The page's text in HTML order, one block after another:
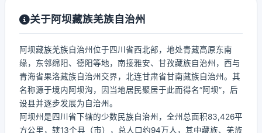
关于阿坝藏族羌族自治州
阿坝藏族羌族自治州位于四川省西北部，地处青藏高原东南
缘，东邻绵阳、德阳等地，南接雅安、甘孜藏族自治州，西与
青海省果洛藏族自治州交界，北连甘肃省甘南藏族自治州。其
名称源于境内阿坝沟，因当地居民聚居于此而得名“阿坝”，后
设县并逐步发展为自治州。
阿坝州是四川省下辖的少数民族自治州，全州总面积83,426平
方公里，辖13个县（市），总人口约94万人，其中藏族、羌族